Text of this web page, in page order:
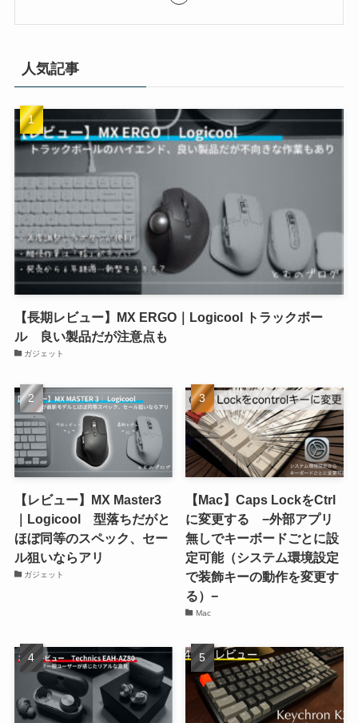
人気記事
【長期レビュー】MX ERGO｜Logicool トラックボー
ル 良い製品だが注意点も
ガジェット
【レビュー】MX Master3
｜Logicool 型落ちだがと
ほぼ同等のスペック、セー
ル狙いならアリ
ガジェット
【Mac】Caps LockをCtrl
に変更する −外部アプリ
無しでキーボードごとに設
定可能（システム環境設定
で装飾キーの動作を変更す
る）−
Mac